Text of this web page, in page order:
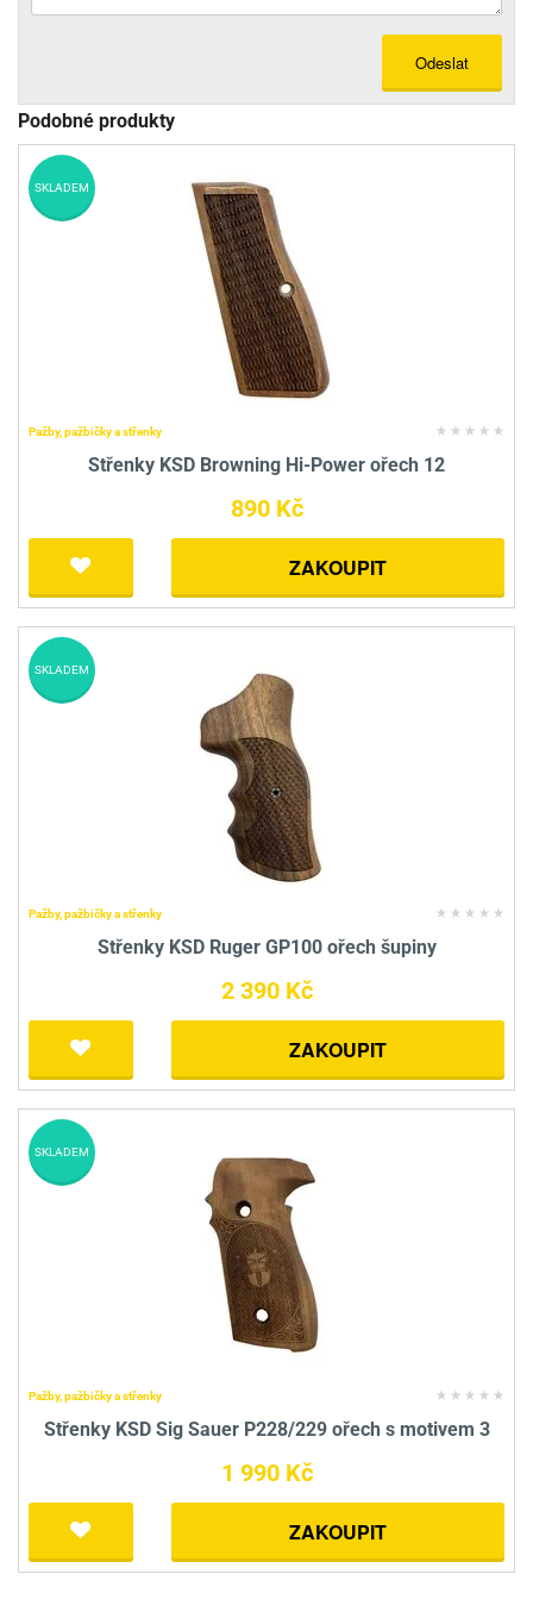
Odeslat
Podobné produkty
Pažby, pažbičky a střenky
Střenky KSD Browning Hi-Power ořech 12
890 Kč
ZAKOUPIT
SKLADEM
Pažby, pažbičky a střenky
Střenky KSD Ruger GP100 ořech šupiny
2 390 Kč
ZAKOUPIT
SKLADEM
Pažby, pažbičky a střenky
Střenky KSD Sig Sauer P228/229 ořech s motivem 3
1 990 Kč
ZAKOUPIT
SKLADEM